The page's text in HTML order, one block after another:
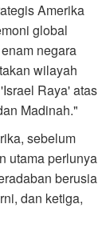
Amerika
global
negara
wilayah
Raya' atas
Madinah."
sebelum
utama perlunya
berusia
dan ketiga,